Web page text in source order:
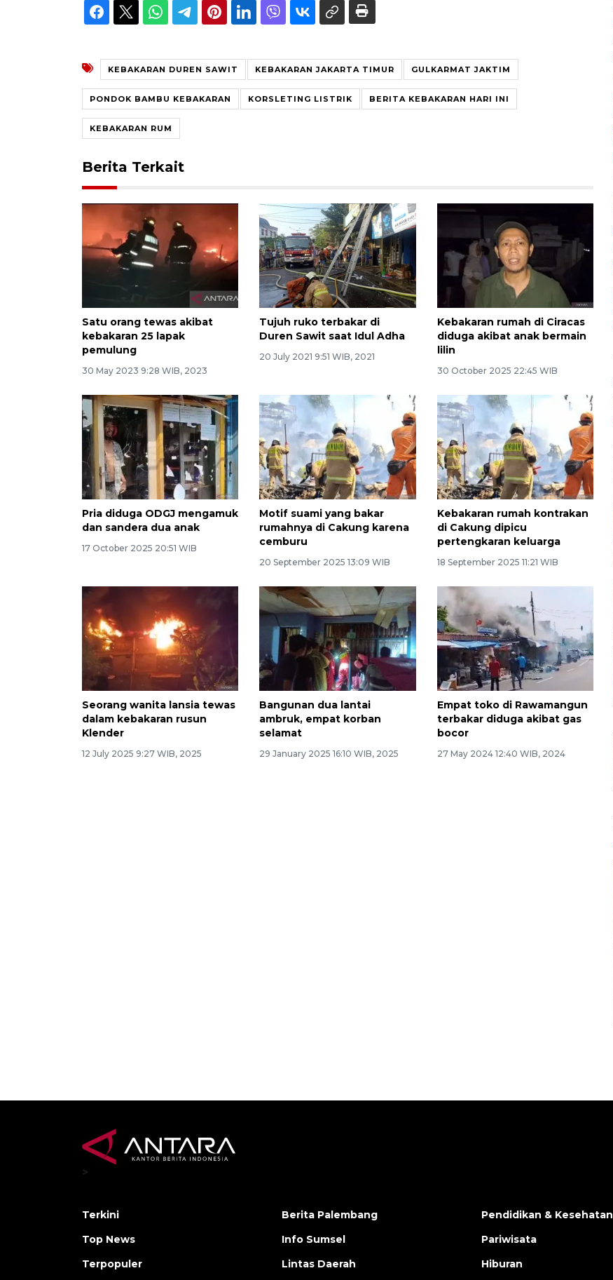
KEBAKARAN DUREN SAWIT KEBAKARAN JAKARTA TIMUR GULKARMAT JAKTIM
PONDOK BAMBU KEBAKARAN KORSLETING LISTRIK BERITA KEBAKARAN HARI INI
KEBAKARAN RUM
Berita Terkait
Satu orang tewas akibat
kebakaran 25 lapak
pemulung
30 May 2023 9:28 WIB, 2023
Tujuh ruko terbakar di
Duren Sawit saat Idul Adha
20 July 2021 9:51 WIB, 2021
Kebakaran rumah di Ciracas
diduga akibat anak bermain
lilin
30 October 2025 22:45 WIB
Pria diduga ODGJ mengamuk
dan sandera dua anak
17 October 2025 20:51 WIB
Motif suami yang bakar
rumahnya di Cakung karena
cemburu
20 September 2025 13:09 WIB
Kebakaran rumah kontrakan
di Cakung dipicu
pertengkaran keluarga
18 September 2025 11:21 WIB
Seorang wanita lansia tewas
dalam kebakaran rusun
Klender
12 July 2025 9:27 WIB, 2025
Bangunan dua lantai
ambruk, empat korban
selamat
29 January 2025 16:10 WIB, 2025
Empat toko di Rawamangun
terbakar diduga akibat gas
bocor
27 May 2024 12:40 WIB, 2024
>
Terkini
Top News
Terpopuler
Berita Palembang
Info Sumsel
Lintas Daerah
Pendidikan & Kesehatan
Pariwisata
Hiburan